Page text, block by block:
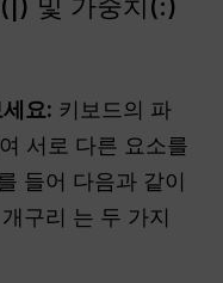
요: 키보드의 파
서로 다른 요소를
들어 다음과 같이
구리 는 두 가지